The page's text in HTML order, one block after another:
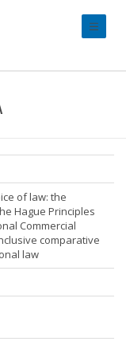
of law: the
Hague Principles
Commercial
comparative
law